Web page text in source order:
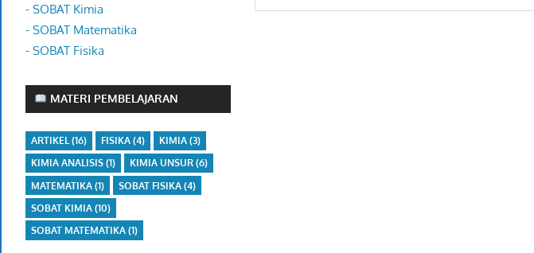
- SOBAT Kimia
- SOBAT Matematika
- SOBAT Fisika
MATERI PEMBELAJARAN
ARTIKEL (16) FISIKA (4) KIMIA (3)
KIMIA ANALISIS (1) KIMIA UNSUR (6)
MATEMATIKA (1) SOBAT FISIKA (4)
SOBAT KIMIA (10)
SOBAT MATEMATIKA (1)